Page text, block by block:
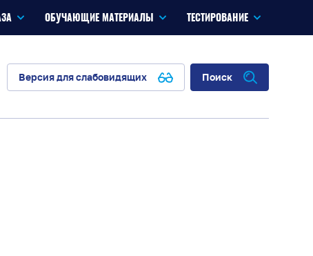
ОБУЧАЮЩИЕ МАТЕРИАЛЫ ТЕСТИРОВАНИЕ
Версия для слабовидящих Поиск